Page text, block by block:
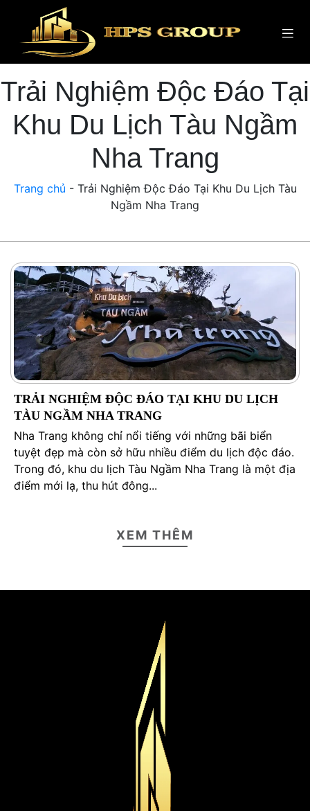
Trải Nghiệm Độc Đáo Tại
Khu Du Lịch Tàu Ngầm
Nha Trang
Trang chủ - Trải Nghiệm Độc Đáo Tại Khu Du Lịch Tàu
Ngầm Nha Trang
TRẢI NGHIỆM ĐỘC ĐÁO TẠI KHU DU LỊCH
TÀU NGẦM NHA TRANG
Nha Trang không chỉ nổi tiếng với những bãi biển
tuyệt đẹp mà còn sở hữu nhiều điểm du lịch độc đáo.
Trong đó, khu du lịch Tàu Ngầm Nha Trang là một địa
điểm mới lạ, thu hút đông...
XEM THÊM